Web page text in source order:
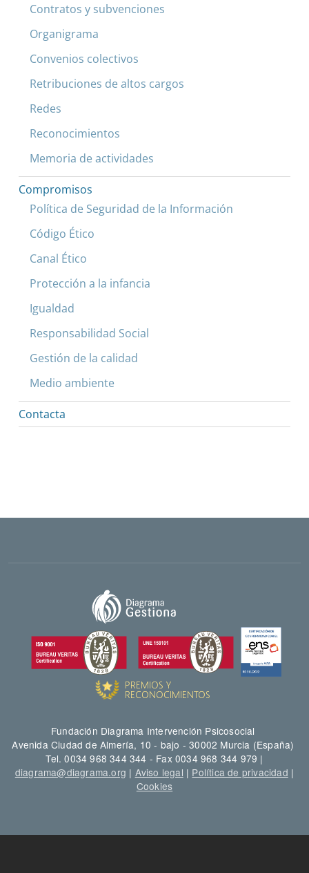
Contratos y subvenciones
Organigrama
Convenios colectivos
Retribuciones de altos cargos
Redes
Reconocimientos
Memoria de actividades
Compromisos
Política de Seguridad de la Información
Código Ético
Canal Ético
Protección a la infancia
Igualdad
Responsabilidad Social
Gestión de la calidad
Medio ambiente
Contacta
Fundación Diagrama Intervención Psicosocial
Avenida Ciudad de Almería, 10 - bajo - 30002 Murcia (España)
Tel. 0034 968 344 344 - Fax 0034 968 344 979 |
diagrama@diagrama.org | Aviso legal | Política de privacidad |
Cookies